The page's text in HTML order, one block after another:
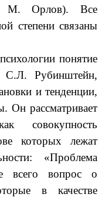
М. Орлов). Все
степени связаны
понятие
С.Л. Рубинштейн,
и тенденции,
Он рассматривает
совокупность
которых лежат
«Проблема
всего вопрос о
в качестве